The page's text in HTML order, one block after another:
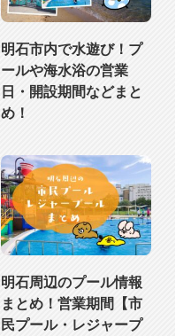
明石市内で水遊び！プ
ールや海水浴の営業
日・開設期間などまと
め！
明石周辺のプール情報
まとめ！営業期間【市
民プール・レジャープ